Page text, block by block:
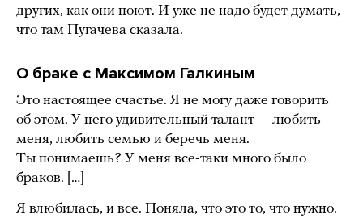
других, как они поют. И уже не надо будет думать,
что там Пугачева сказала.
О браке с Максимом Галкиным
Это настоящее счастье. Я не могу даже говорить
об этом. У него удивительный талант — любить
меня, любить семью и беречь меня.
Ты понимаешь? У меня все-таки много было
браков. […]
Я влюбилась, и все. Поняла, что это то, что нужно.